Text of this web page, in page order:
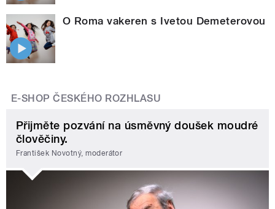
O Roma vakeren s Ivetou Demeterovou
E-SHOP ČESKÉHO ROZHLASU
Přijměte pozvání na úsměvný doušek moudré
člověčiny.
František Novotný, moderátor